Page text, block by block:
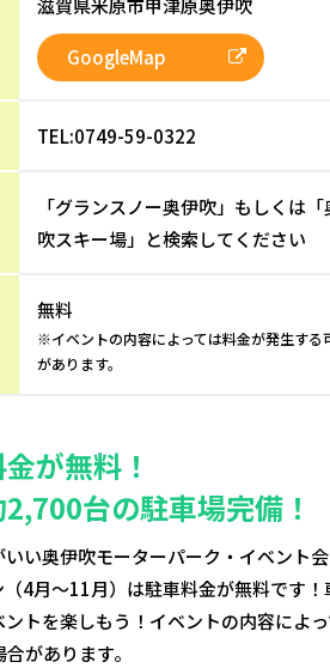
GoogleMap
TEL:0749-59-0322
「グランスノー奥伊吹」もしくは「
吹スキー場」と検索してください
無料
※イベントの内容によっては料金が発生する
があります。
が無料！
台の駐車場完備！
い奥伊吹モーターパーク・イベント
（4月〜11月）は駐車料金が無料です！
トを楽しもう！イベントの内容によ
があります。